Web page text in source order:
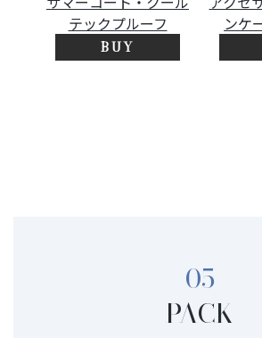
テックプルーフ
BUY
ンケ
05
PACK